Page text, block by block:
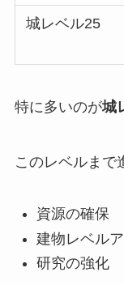
城レベル25
特に多いのが城
このレベルまで
資源の確保
建物レベル
研究の強化